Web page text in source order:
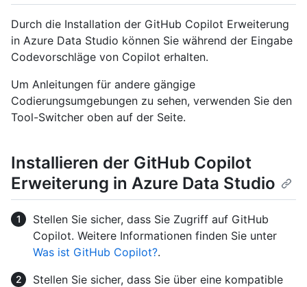
Durch die Installation der GitHub Copilot Erweiterung
in Azure Data Studio können Sie während der Eingabe
Codevorschläge von Copilot erhalten.
Um Anleitungen für andere gängige
Codierungsumgebungen zu sehen, verwenden Sie den
Tool-Switcher oben auf der Seite.
Installieren der GitHub Copilot
Erweiterung in Azure Data Studio
Stellen Sie sicher, dass Sie Zugriff auf GitHub
Copilot. Weitere Informationen finden Sie unter
Was ist GitHub Copilot?.
Stellen Sie sicher, dass Sie über eine kompatible